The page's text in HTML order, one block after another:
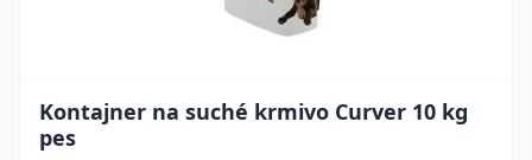
Kontajner na suché krmivo Curver 10 kg
pes